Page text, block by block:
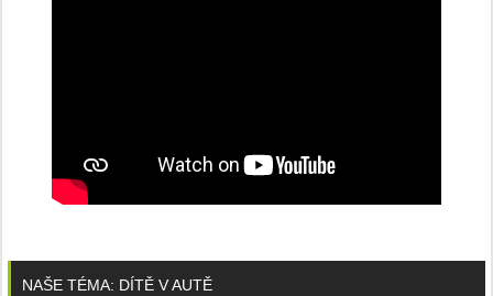
NAŠE TÉMA: DÍTĚ V AUTĚ